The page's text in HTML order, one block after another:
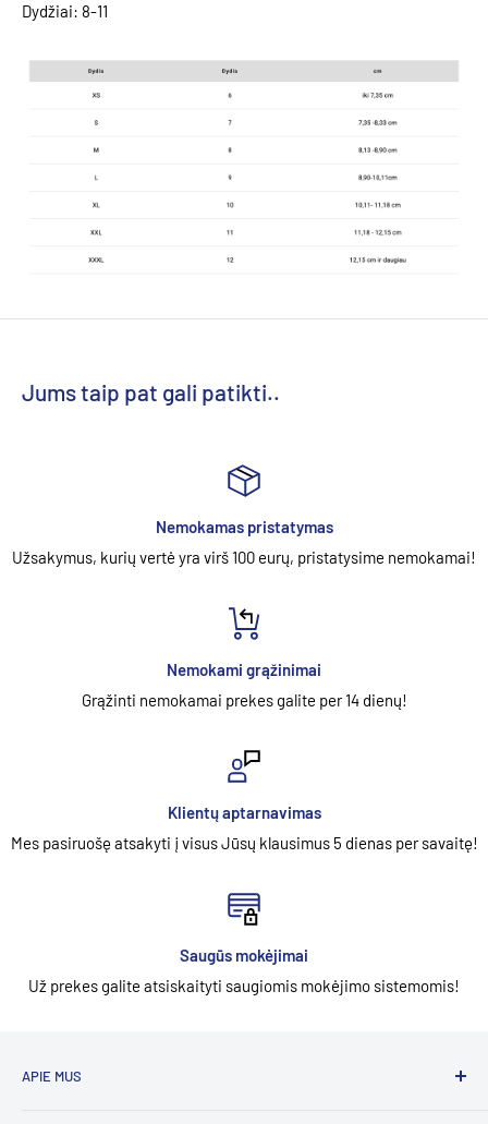
Dydžiai: 8-11
Jums taip pat gali patikti..
Nemokamas pristatymas
Užsakymus, kurių vertė yra virš 100 eurų, pristatysime nemokamai!
Nemokami grąžinimai
Grąžinti nemokamai prekes galite per 14 dienų!
Klientų aptarnavimas
Mes pasiruošę atsakyti į visus Jūsų klausimus 5 dienas per savaitę!
Saugūs mokėjimai
Už prekes galite atsiskaityti saugiomis mokėjimo sistemomis!
APIE MUS